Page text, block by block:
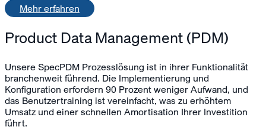
Mehr erfahren
Product Data Management (PDM)
Unsere SpecPDM Prozesslösung ist in ihrer Funktionalität
branchenweit führend. Die Implementierung und
Konfiguration erfordern 90 Prozent weniger Aufwand, und
das Benutzertraining ist vereinfacht, was zu erhöhtem
Umsatz und einer schnellen Amortisation Ihrer Investition
führt.